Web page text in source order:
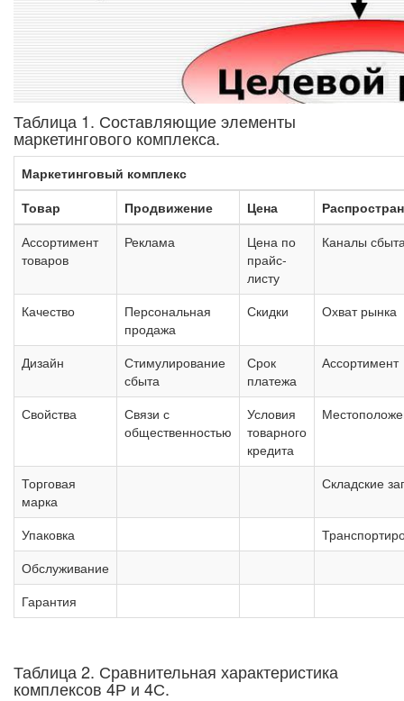
Таблица 1. Составляющие элементы
маркетингового комплекса.
Маркетинговый комплекс
Товар
Продвижение Цена
Ассортимент
товаров
Реклама
Цена по
прайс-
листу
Каналы
Качество
Персональная
продажа
Скидки Охват рынка
Дизайн
Стимулирование
сбыта
Срок
платежа
Ассортимент
Свойства
Связи с
общественностью
Условия
товарного
кредита
Торговая
марка
Складские
Упаковка
Обслуживание
Гарантия
Таблица 2. Сравнительная характеристика
комплексов 4Р и 4С.